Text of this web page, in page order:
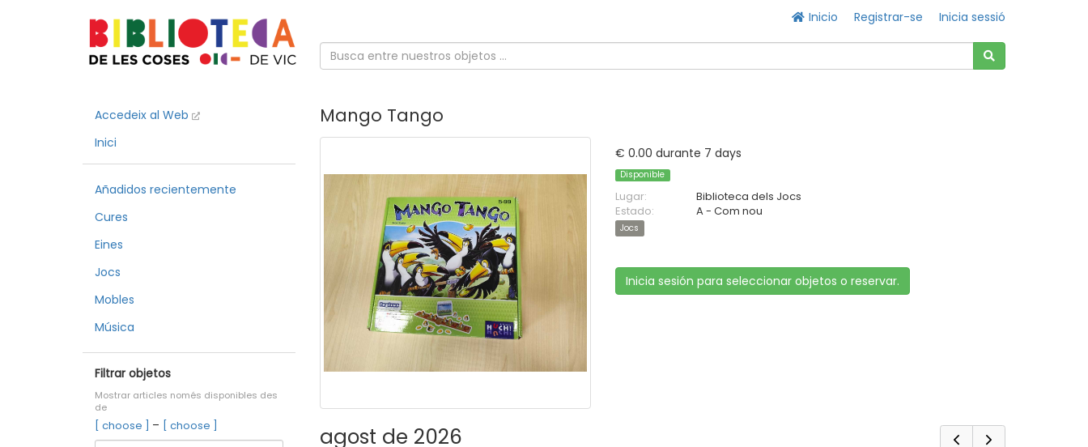
Inicio Registrar-se Inicia sessió
Accedeix al Web
Inici
Añadidos recientemente
Cures
Eines
Jocs
Mobles
Música
Filtrar objetos
Mostrar articles només disponibles des
de
[ choose ] – [ choose ]
Mango Tango
€ 0.00 durante 7 days
Disponible
Lugar:
Biblioteca dels Jocs
Estado:
A - Com nou
Jocs
Inicia sesión para seleccionar objetos o reservar.
agost de 2026